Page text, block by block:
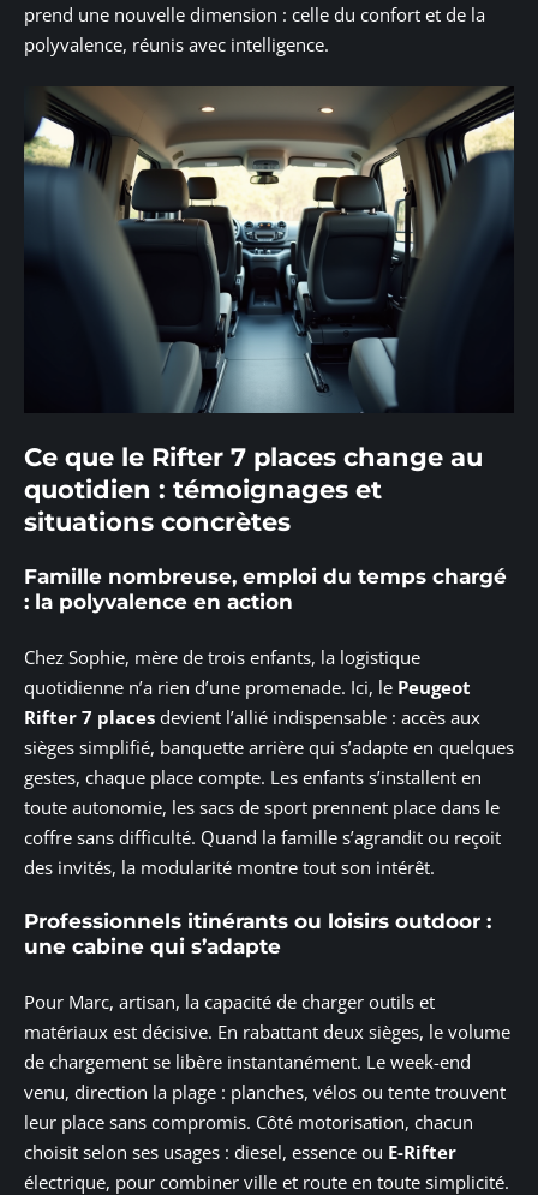
prend une nouvelle dimension : celle du confort et de la
polyvalence, réunis avec intelligence.
Ce que le Rifter 7 places change au
quotidien : témoignages et
situations concrètes
Famille nombreuse, emploi du temps chargé
: la polyvalence en action
Chez Sophie, mère de trois enfants, la logistique
quotidienne n’a rien d’une promenade. Ici, le Peugeot
Rifter 7 places devient l’allié indispensable : accès aux
sièges simplifié, banquette arrière qui s’adapte en quelques
gestes, chaque place compte. Les enfants s’installent en
toute autonomie, les sacs de sport prennent place dans le
coffre sans difficulté. Quand la famille s’agrandit ou reçoit
des invités, la modularité montre tout son intérêt.
Professionnels itinérants ou loisirs outdoor :
une cabine qui s’adapte
Pour Marc, artisan, la capacité de charger outils et
matériaux est décisive. En rabattant deux sièges, le volume
de chargement se libère instantanément. Le week-end
venu, direction la plage : planches, vélos ou tente trouvent
leur place sans compromis. Côté motorisation, chacun
choisit selon ses usages : diesel, essence ou E-Rifter
électrique, pour combiner ville et route en toute simplicité.